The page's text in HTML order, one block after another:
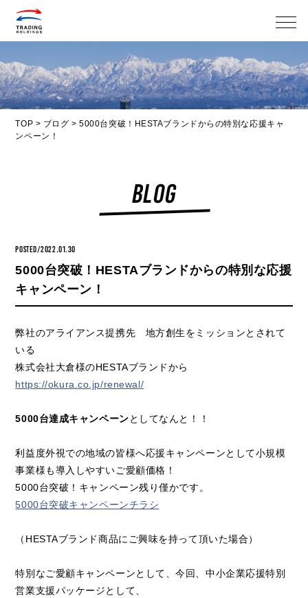
メニ
TOP > ブログ >5000台突破！HESTAブランドからの特別な応援キャ
ンペーン！
BLOG
POSTED/2022.01.30
5000台突破！HESTAブランドからの特別な応援
キャンペーン！
弊社のアライアンス提携先 地方創生をミッションとされて
いる
株式会社大倉様のHESTAブランドから
https://okura.co.jp/renewal/
5000台達成キャンペーンとしてなんと！！
利益度外視での地域の皆様へ応援キャンペーンとして小規模
事業様も導入しやすいご愛顧価格！
5000台突破！キャンペーン残り僅かです。
5000台突破キャンペーンチラシ
（HESTAブランド商品にご興味を持って頂いた場合）
特別なご愛顧キャンペーンとして、今回、中小企業応援特別
営業支援パッケージとして、